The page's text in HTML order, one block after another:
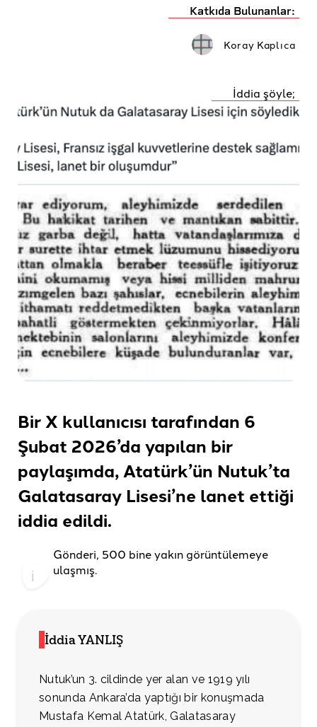
Katkıda Bulunanlar:
Koray Kaplıca
İddia şöyle;
Bir X kullanıcısı tarafından 6
Şubat 2026’da yapılan bir
paylaşımda, Atatürk’ün Nutuk’ta
Galatasaray Lisesi’ne lanet ettiği
iddia edildi.
Gönderi, 500 bine yakın görüntülemeye
ulaşmış.
İddia YANLIŞ
Nutuk’un 3. cildinde yer alan ve 1919 yılı
sonunda Ankara’da yaptığı bir konuşmada
Mustafa Kemal Atatürk, Galatasaray